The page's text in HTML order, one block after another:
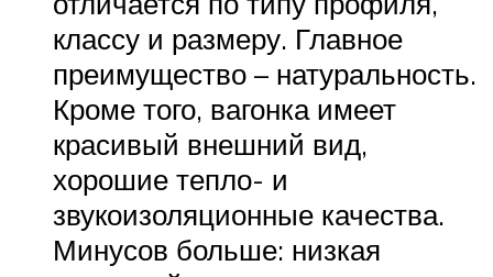
классу и размеру. Главное
преимущество – натуральность.
Кроме того, вагонка имеет
красивый внешний вид,
хорошие тепло- и
звукоизоляционные качества.
Минусов больше: низкая